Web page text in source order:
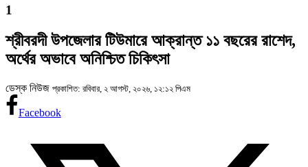
1
শ্রীবরদী উপজেলার টিউমারে আক্রান্ত ১১ বছরের রাশেদ,
অর্থের অভাবে অনিশ্চিত চিকিৎসা
ডেস্ক নিউজ প্রকাশিত: রবিবার, ২ আগস্ট, ২০২৬, ১২:১২ পিএম
Facebook